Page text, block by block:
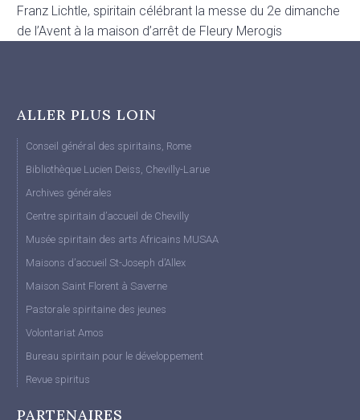
Franz Lichtle, spiritain célébrant la messe du 2e dimanche
de l’Avent à la maison d’arrêt de Fleury Merogis
ALLER PLUS LOIN
Conseil général des spiritains, Rome
Bibliothèque Lucien Deiss, Chevilly-Larue
Archives générales
Centre spiritain d’accueil de Chevilly
Musée spiritain des arts Africains MUSAA
Maisons d’accueil St-Joseph d’Allex
Maison Saint Florent à Saverne
Pastorale spiritaine des jeunes
Volontariat Amos
Bureau spiritain pour le développement
Revue spiritus
PARTENAIRES